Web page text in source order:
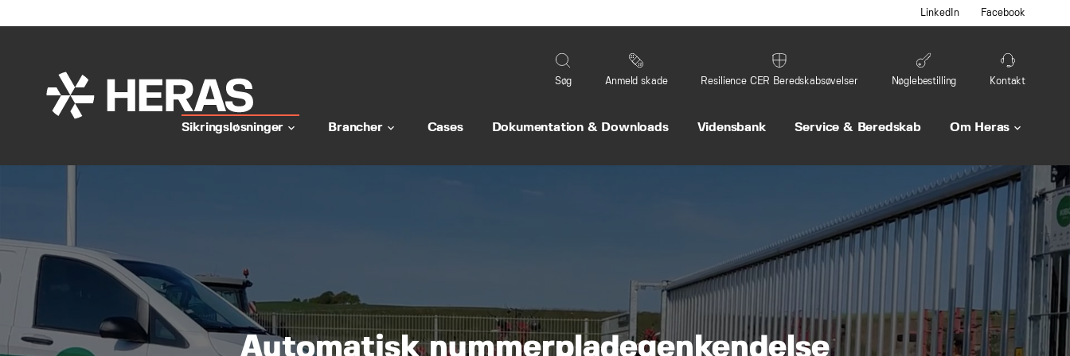
Sikringsløsninger keyboard_arrow_down Brancher keyboard_arrow_down Cases Dokumentation & Downloads Vidensbank Service & Beredskab Om Heras keyboard_arrow_down
Søg Anmeld skade Resilience CER Beredskabsøvelser Nøglebestilling Kontakt
LinkedIn Facebook
Automatisk nummerpladegenkendelse